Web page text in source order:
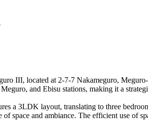
III, located at 2-7-7 Nakameguro,
and Ebisu stations, making it a
a 3LDK layout, translating to three
of space and ambiance. The efficient use of